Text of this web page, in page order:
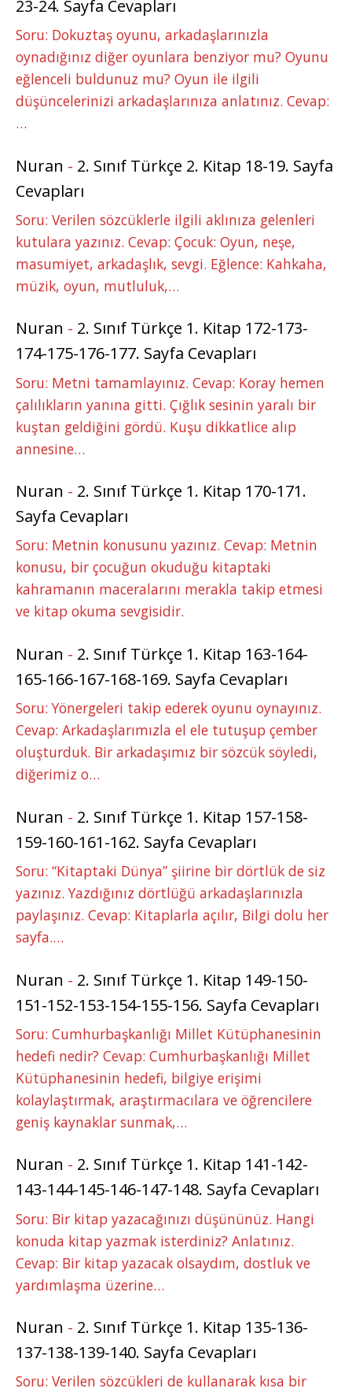
23-24. Sayfa Cevapları
Soru: Dokuztaş oyunu, arkadaşlarınızla
oynadığınız diğer oyunlara benziyor mu? Oyunu
eğlenceli buldunuz mu? Oyun ile ilgili
düşüncelerinizi arkadaşlarınıza anlatınız. Cevap:
…
Nuran - 2. Sınıf Türkçe 2. Kitap 18-19. Sayfa
Cevapları
Soru: Verilen sözcüklerle ilgili aklınıza gelenleri
kutulara yazınız. Cevap: Çocuk: Oyun, neşe,
masumiyet, arkadaşlık, sevgi. Eğlence: Kahkaha,
müzik, oyun, mutluluk,…
Nuran - 2. Sınıf Türkçe 1. Kitap 172-173-
174-175-176-177. Sayfa Cevapları
Soru: Metni tamamlayınız. Cevap: Koray hemen
çalılıkların yanına gitti. Çığlık sesinin yaralı bir
kuştan geldiğini gördü. Kuşu dikkatlice alıp
annesine…
Nuran - 2. Sınıf Türkçe 1. Kitap 170-171.
Sayfa Cevapları
Soru: Metnin konusunu yazınız. Cevap: Metnin
konusu, bir çocuğun okuduğu kitaptaki
kahramanın maceralarını merakla takip etmesi
ve kitap okuma sevgisidir.
Nuran - 2. Sınıf Türkçe 1. Kitap 163-164-
165-166-167-168-169. Sayfa Cevapları
Soru: Yönergeleri takip ederek oyunu oynayınız.
Cevap: Arkadaşlarımızla el ele tutuşup çember
oluşturduk. Bir arkadaşımız bir sözcük söyledi,
diğerimiz o…
Nuran - 2. Sınıf Türkçe 1. Kitap 157-158-
159-160-161-162. Sayfa Cevapları
Soru: “Kitaptaki Dünya” şiirine bir dörtlük de siz
yazınız. Yazdığınız dörtlüğü arkadaşlarınızla
paylaşınız. Cevap: Kitaplarla açılır, Bilgi dolu her
sayfa.…
Nuran - 2. Sınıf Türkçe 1. Kitap 149-150-
151-152-153-154-155-156. Sayfa Cevapları
Soru: Cumhurbaşkanlığı Millet Kütüphanesinin
hedefi nedir? Cevap: Cumhurbaşkanlığı Millet
Kütüphanesinin hedefi, bilgiye erişimi
kolaylaştırmak, araştırmacılara ve öğrencilere
geniş kaynaklar sunmak,…
Nuran - 2. Sınıf Türkçe 1. Kitap 141-142-
143-144-145-146-147-148. Sayfa Cevapları
Soru: Bir kitap yazacağınızı düşününüz. Hangi
konuda kitap yazmak isterdiniz? Anlatınız.
Cevap: Bir kitap yazacak olsaydım, dostluk ve
yardımlaşma üzerine…
Nuran - 2. Sınıf Türkçe 1. Kitap 135-136-
137-138-139-140. Sayfa Cevapları
Soru: Verilen sözcükleri de kullanarak kısa bir